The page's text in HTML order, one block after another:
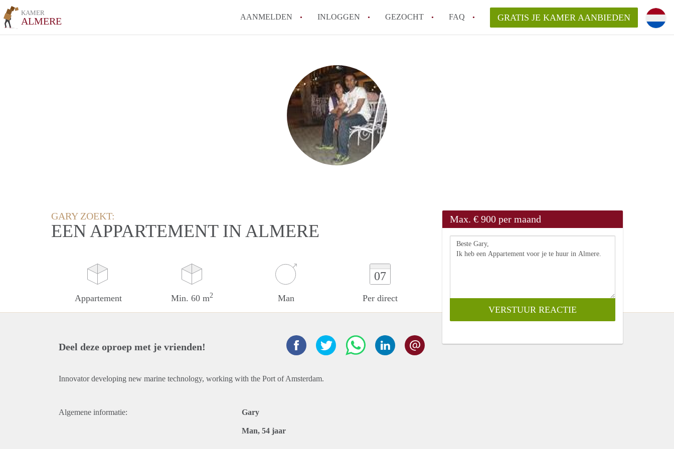
KAMER
ALMERE AANMELDEN INLOGGEN GEZOCHT FAQ
Hoeveel kost het om te reageren op een Kamer in Almere?
Wat is de privacyverklaring van KamerAlmere?
Berekent KamerAlmere makelaarsvergoeding/bemiddelingsvergoeding?
Alle veelgestelde vragen
GRATIS JE KAMER AANBIEDEN
GARY ZOEKT:
EEN APPARTEMENT IN ALMERE
Appartement Min. 60 m2 Man
07
Per direct
Max. € 900 per maand
Deel deze oproep met je vrienden!
Innovator developing new marine technology, working with the Port of Amsterdam.
Algemene informatie: Gary
Man, 54 jaar